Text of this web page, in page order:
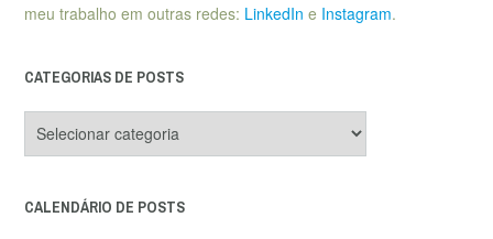
meu trabalho em outras redes: LinkedIn e Instagram.
CATEGORIAS DE POSTS
de
CALENDÁRIO DE POSTS